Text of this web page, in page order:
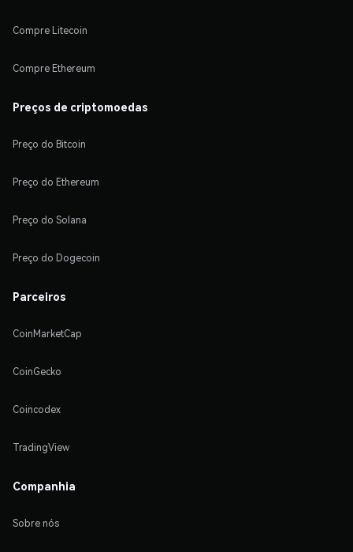
Compre Litecoin
Compre Ethereum
Preços de criptomoedas
Preço do Bitcoin
Preço do Ethereum
Preço do Solana
Preço do Dogecoin
Parceiros
CoinMarketCap
CoinGecko
Coincodex
TradingView
Companhia
Sobre nós